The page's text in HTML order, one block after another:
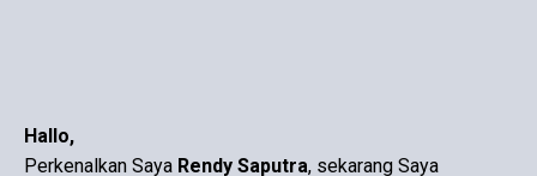
Hallo,
Perkenalkan Saya Rendy Saputra, sekarang Saya